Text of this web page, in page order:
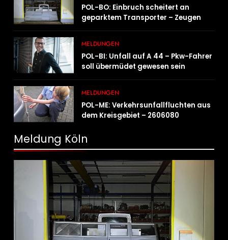
POL-BO: Einbruch scheitert an
geparktem Transporter – Zeugen
MELDUNGEN
POL-BI: Unfall auf A 44 – Pkw-Fahrer
soll übermüdet gewesen sein
MELDUNGEN
POL-ME: Verkehrsunfallfluchten aus
dem Kreisgebiet – 2606080
Meldung Köln